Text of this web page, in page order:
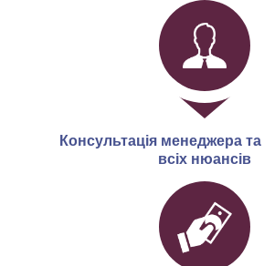
Консультація менеджера
всіх нюансів